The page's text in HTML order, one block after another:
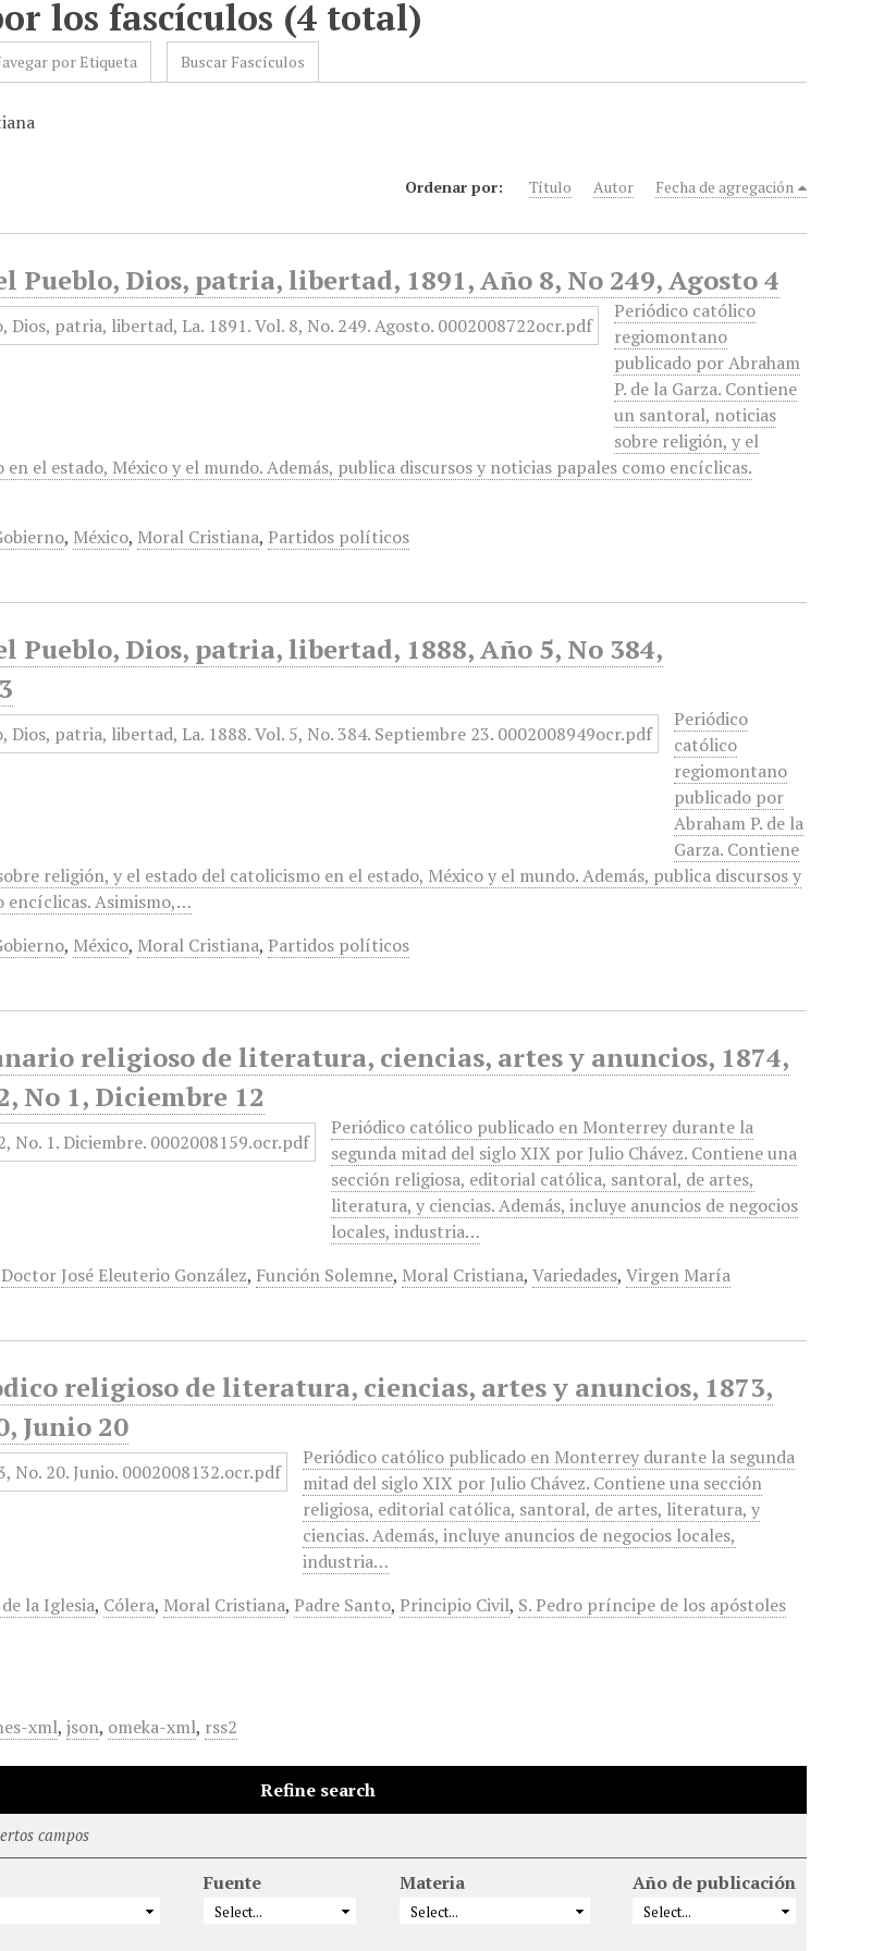
los fascículos (4 total)
por Etiqueta Buscar Fascículos
Ordenar por: Título Autor Fecha de agregación
Pueblo, Dios, patria, libertad, 1891, Año 8, No 249, Agosto 4
Periódico católico
regiomontano
publicado por Abraham
P. de la Garza. Contiene
un santoral, noticias
sobre religión, y el
el estado, México y el mundo. Además, publica discursos y noticias papales como encíclicas.
, México, Moral Cristiana, Partidos políticos
Pueblo, Dios, patria, libertad, 1888, Año 5, No 384,
Periódico
católico
regiomontano
publicado por
Abraham P. de la
Garza. Contiene
religión, y el estado del catolicismo en el estado, México y el mundo. Además, publica discursos y
encíclicas. Asimismo,…
, México, Moral Cristiana, Partidos políticos
religioso de literatura, ciencias, artes y anuncios, 1874,
No 1, Diciembre 12
Periódico católico publicado en Monterrey durante la
segunda mitad del siglo XIX por Julio Chávez. Contiene una
sección religiosa, editorial católica, santoral, de artes,
literatura, y ciencias. Además, incluye anuncios de negocios
locales, industria…
Doctor José Eleuterio González, Función Solemne, Moral Cristiana,Variedades,Virgen María
religioso de literatura, ciencias, artes y anuncios, 1873,
Junio 20
Periódico católico publicado en Monterrey durante la segunda
mitad del siglo XIX por Julio Chávez. Contiene una sección
religiosa, editorial católica, santoral, de artes, literatura, y
ciencias. Además, incluye anuncios de negocios locales,
industria…
la Iglesia, Cólera, Moral Cristiana, Padre Santo, Principio Civil, S. Pedro príncipe de los apóstoles
xml,json, omeka-xml, rss2
Refine search
campos
Fuente Materia Año de publicación